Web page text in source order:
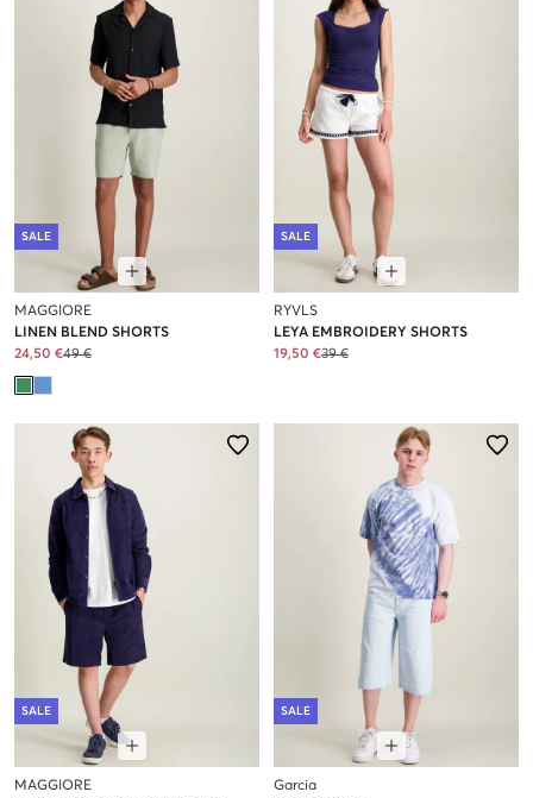
SALE
MAGGIORE
LINEN BLEND SHORTS
24,50 €49 €
SALE
RYVLS
LEYA EMBROIDERY SHORTS
19,50 €39 €
SALE
MAGGIORE
SALE
Garcia